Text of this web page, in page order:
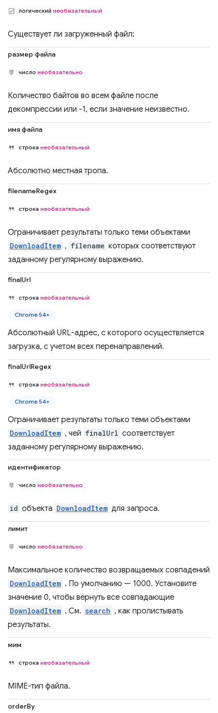
логический необязательный
Существует ли загруженный файл;
размер файла
число необязательно
Количество байтов во всем файле после
декомпрессии или -1, если значение неизвестно.
имя файла
строка необязательный
Абсолютно местная тропа.
filenameRegex
строка необязательный
Ограничивает результаты только теми объектами
DownloadItem , filename которых соответствуют
заданному регулярному выражению.
finalUrl
строка необязательный
Chrome 54+
Абсолютный URL-адрес, с которого осуществляется
загрузка, с учетом всех перенаправлений.
finalUrlRegex
строка необязательный
Chrome 54+
Ограничивает результаты только теми объектами
DownloadItem , чей finalUrl соответствует
заданному регулярному выражению.
идентификатор
число необязательно
id объекта DownloadItem для запроса.
лимит
число необязательно
Максимальное количество возвращаемых совпадений
DownloadItem . По умолчанию — 1000. Установите
значение 0, чтобы вернуть все совпадающие
DownloadItem . См. search , как пролистывать
результаты.
мим
строка необязательный
MIME-тип файла.
orderBy